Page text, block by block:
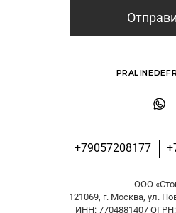
+79057208177
ООО
121069, г. Москва, ул.
ИНН: 7704881407 ОГРН: